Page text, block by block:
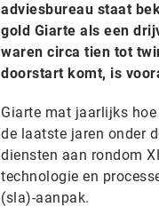
adviesbureau staat
gold Giarte als een
waren circa tien tot
doorstart komt, is
Giarte mat jaarlijks
de laatste jaren onder
diensten aan rondom
technologie en
(sla)-aanpak.